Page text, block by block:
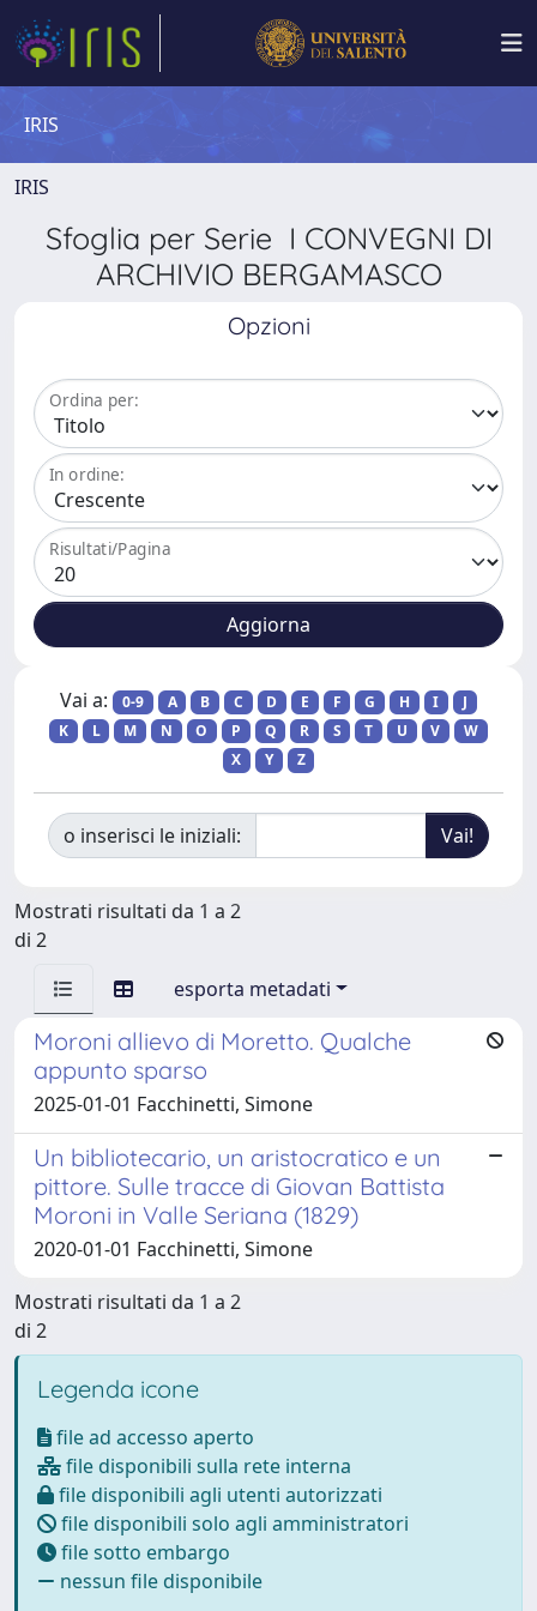
IRIS
IRIS
Sfoglia per Serie I CONVEGNI DI
ARCHIVIO BERGAMASCO
Opzioni
Ordina per:
In ordine:
Risultati/Pagina
Vai a: 0-9 A B C D E F G H I
J
K
L M N O P Q R S T U V
W
X
Y Z
o inserisci le iniziali:
Mostrati risultati da 1 a 2
di 2
esporta metadati
Moroni allievo di Moretto. Qualche
appunto sparso
2025-01-01 Facchinetti, Simone
Un bibliotecario, un aristocratico e un
pittore. Sulle tracce di Giovan Battista
Moroni in Valle Seriana (1829)
2020-01-01 Facchinetti, Simone
Mostrati risultati da 1 a 2
di 2
Legenda icone
file ad accesso aperto
file disponibili sulla rete interna
file disponibili agli utenti autorizzati
file disponibili solo agli amministratori
file sotto embargo
nessun file disponibile